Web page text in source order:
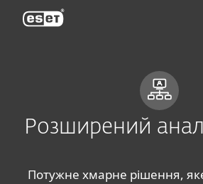
Розширений
Потужне хмарне рішення,
ESET